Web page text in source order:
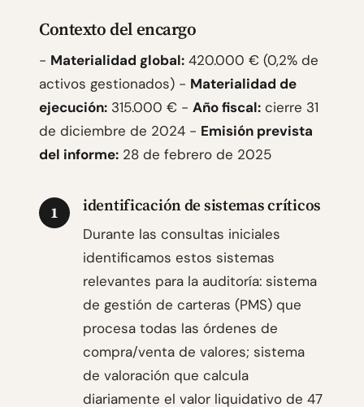
Contexto del encargo
- Materialidad global: 420.000 € (0,2% de
activos gestionados) - Materialidad de
ejecución: 315.000 € - Año fiscal: cierre 31
de diciembre de 2024 - Emisión prevista
del informe: 28 de febrero de 2025
1 identificación de sistemas críticos
Durante las consultas iniciales
identificamos estos sistemas
relevantes para la auditoría: sistema
de gestión de carteras (PMS) que
procesa todas las órdenes de
compra/venta de valores; sistema
de valoración que calcula
diariamente el valor liquidativo de 47